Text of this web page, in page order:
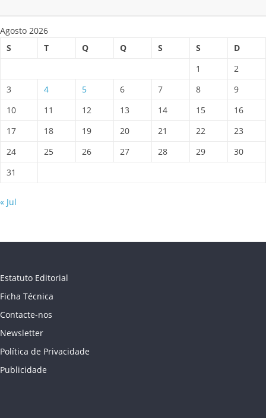
Agosto 2026
S
T Q Q S S
D
1
2
3
4 5 6 7 8
9
10
11 12 13 14 15
16
17
18 19 20 21 22
23
24
25 26 27 28 29
30
31
« Jul
Estatuto Editorial
Ficha Técnica
Contacte-nos
Newsletter
Política de Privacidade
Publicidade